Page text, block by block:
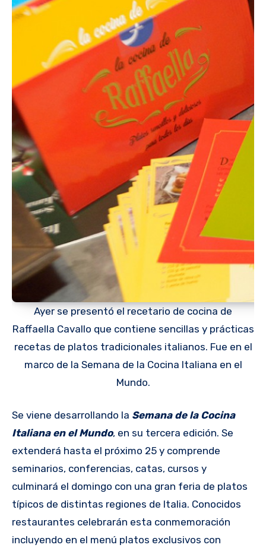
Ayer se presentó el recetario de cocina de
Raffaella Cavallo que contiene sencillas y prácticas
recetas de platos tradicionales italianos. Fue en el
marco de la Semana de la Cocina Italiana en el
Mundo.
Se viene desarrollando la Semana de la Cocina
Italiana en el Mundo, en su tercera edición. Se
extenderá hasta el próximo 25 y comprende
seminarios, conferencias, catas, cursos y
culminará el domingo con una gran feria de platos
típicos de distintas regiones de Italia. Conocidos
restaurantes celebrarán esta conmemoración
incluyendo en el menú platos exclusivos con